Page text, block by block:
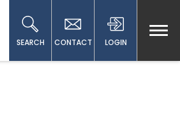
SEARCH
CONTACT LOGIN